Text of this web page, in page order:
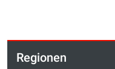
Regionen